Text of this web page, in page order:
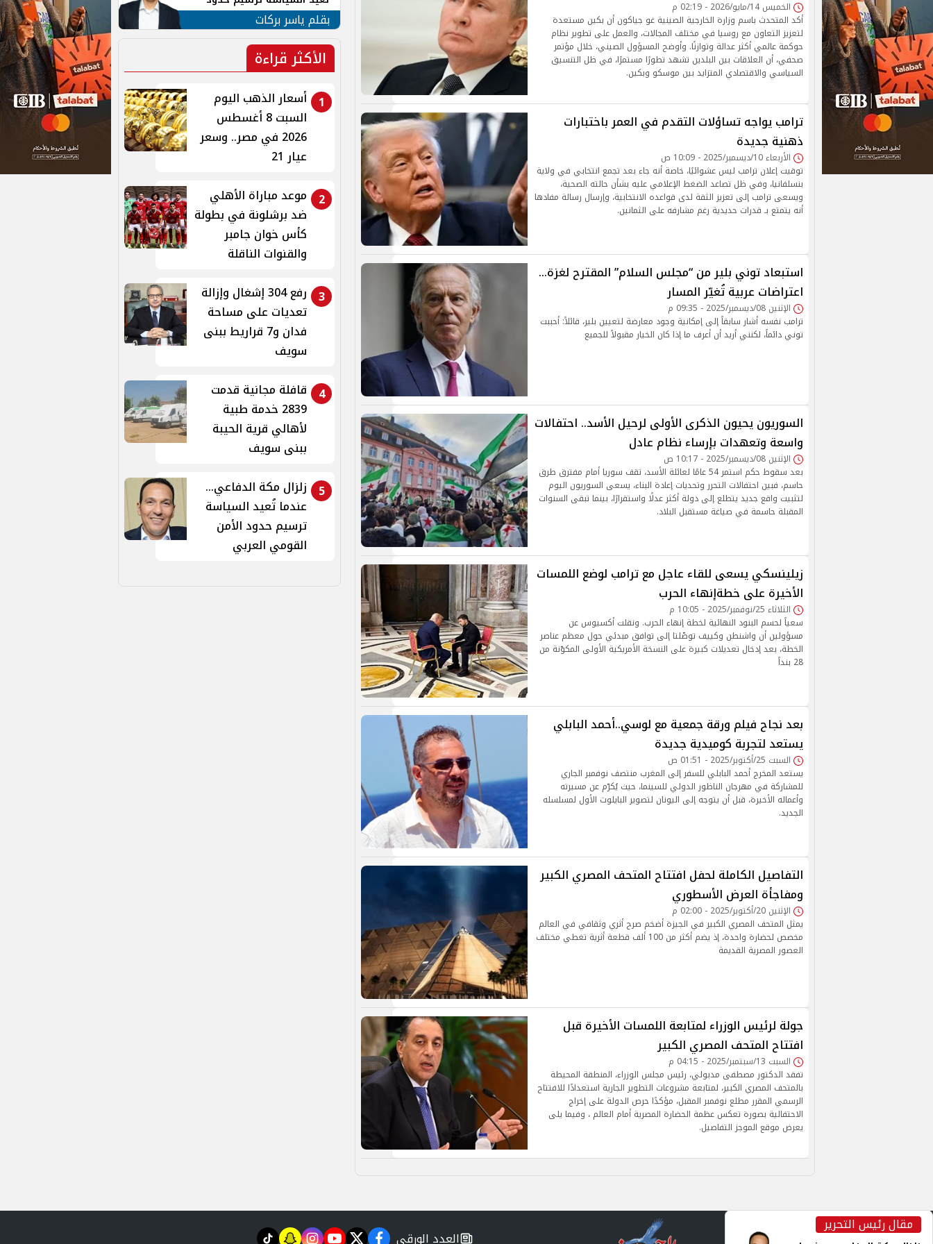
الخميس 14/مايو/2026 - 02:19 م
أكد المتحدث باسم وزارة الخارجية الصينية غو جياكون أن بكين مستعدة
لتعزيز التعاون مع روسيا في مختلف المجالات، والعمل على تطوير نظام
حوكمة عالمي أكثر عدالة وتوازنًا. وأوضح المسؤول الصيني، خلال مؤتمر
صحفي، أن العلاقات بين البلدين تشهد تطورًا مستمرًا، في ظل التنسيق
السياسي والاقتصادي المتزايد بين موسكو وبكين.
ترامب يواجه تساؤلات التقدم في العمر باختبارات
ذهنية جديدة
الأربعاء 10/ديسمبر/2025 - 10:09 ص
توقيت إعلان ترامب ليس عشوائيًا، خاصة أنه جاء بعد تجمع انتخابي في ولاية
بنسلفانيا، وفي ظل تصاعد الضغط الإعلامي عليه بشأن حالته الصحية،
ويسعى ترامب إلى تعزيز الثقة لدى قواعده الانتخابية، وإرسال رسالة مفادها
أنه يتمتع بـ قدرات حديدية رغم مشارفه على الثمانين.
استبعاد توني بلير من “مجلس السلام” المقترح لغزة…
اعتراضات عربية تُغيّر المسار
الإثنين 08/ديسمبر/2025 - 09:35 م
ترامب نفسه أشار سابقاً إلى إمكانية وجود معارضة لتعيين بلير، قائلاً: أحببت
توني دائماً، لكنني أريد أن أعرف ما إذا كان الخيار مقبولاً للجميع
السوريون يحيون الذكرى الأولى لرحيل الأسد.. احتفالات
واسعة وتعهدات بإرساء نظام عادل
الإثنين 08/ديسمبر/2025 - 10:17 ص
بعد سقوط حكم استمر 54 عامًا لعائلة الأسد، تقف سوريا أمام مفترق طرق
حاسم، فبين احتفالات التحرر وتحديات إعادة البناء، يسعى السوريون اليوم
لتثبيت واقع جديد يتطلع إلى دولة أكثر عدلًا واستقرارًا، بينما تبقى السنوات
المقبلة حاسمة في صياغة مستقبل البلاد.
زيلينسكي يسعى للقاء عاجل مع ترامب لوضع اللمسات
الأخيرة على خطةإنهاء الحرب
الثلاثاء 25/نوفمبر/2025 - 10:05 م
سعياً لحسم البنود النهائية لخطة إنهاء الحرب. ونقلت أكسيوس عن
مسؤولين أن واشنطن وكييف توصّلتا إلى توافق مبدئي حول معظم عناصر
الخطة، بعد إدخال تعديلات كبيرة على النسخة الأمريكية الأولى المكوّنة من
28 بنداً
بعد نجاح فيلم ورقة جمعية مع لوسي..أحمد البابلي
يستعد لتجربة كوميدية جديدة
السبت 25/أكتوبر/2025 - 01:51 ص
يستعد المخرج أحمد البابلي للسفر إلى المغرب منتصف نوفمبر الجاري
للمشاركة في مهرجان الناظور الدولي للسينما، حيث يُكرّم عن مسيرته
وأعماله الأخيرة، قبل أن يتوجه إلى اليونان لتصوير البايلوت الأول لمسلسله
الجديد.
التفاصيل الكاملة لحفل افتتاح المتحف المصري الكبير
ومفاجأة العرض الأسطوري
الإثنين 20/أكتوبر/2025 - 02:00 م
يمثل المتحف المصري الكبير في الجيزة أضخم صرح أثري وثقافي في العالم
مخصص لحضارة واحدة، إذ يضم أكثر من 100 ألف قطعة أثرية تغطي مختلف
العصور المصرية القديمة
جولة لرئيس الوزراء لمتابعة اللمسات الأخيرة قبل
افتتاح المتحف المصري الكبير
السبت 13/سبتمبر/2025 - 04:15 م
تفقد الدكتور مصطفى مدبولي، رئيس مجلس الوزراء، المنطقة المحيطة
بالمتحف المصري الكبير، لمتابعة مشروعات التطوير الجارية استعدادًا للافتتاح
الرسمي المقرر مطلع نوفمبر المقبل، مؤكدًا حرص الدولة على إخراج
الاحتفالية بصورة تعكس عظمة الحضارة المصرية أمام العالم ، وفيما يلى
يعرض موقع الموجز التفاصيل.
الأمن القومي العربي
بقلم ياسر بركات
الأكثر قراءة
1
أسعار الذهب اليوم
السبت 8 أغسطس
2026 في مصر.. وسعر
عيار 21
2
موعد مباراة الأهلي
ضد برشلونة في بطولة
كأس خوان جامبر
والقنوات الناقلة
3
رفع 304 إشغال وإزالة
تعديات على مساحة
فدان و7 قراريط ببنى
سويف
4
قافلة مجانية قدمت
2839 خدمة طبية
لأهالي قرية الحيبة
ببنى سويف
5
زلزال مكة الدفاعي...
عندما تُعيد السياسة
ترسيم حدود الأمن
القومي العربي
مقال رئيس التحرير
العدد الورقي